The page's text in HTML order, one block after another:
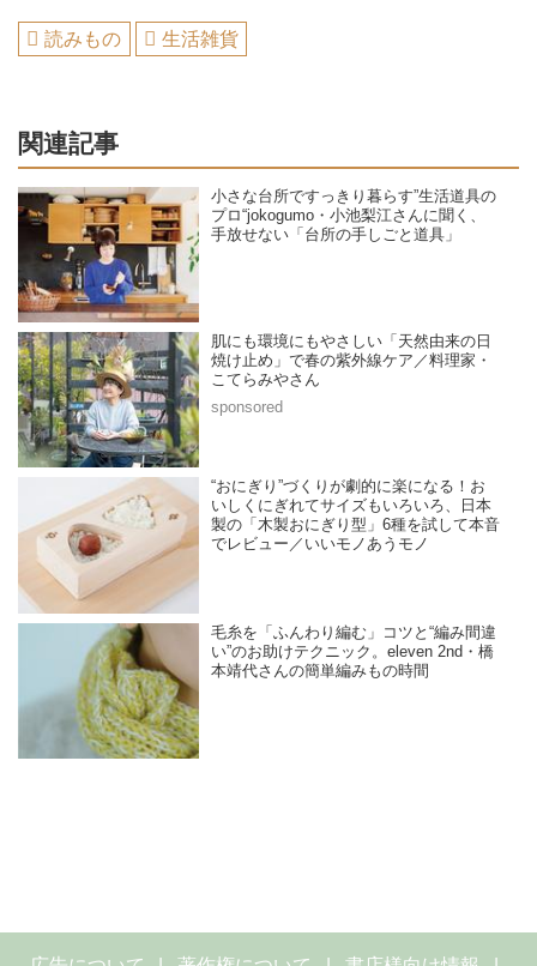
読みもの 生活雑貨
関連記事
小さな台所ですっきり暮らす”生活道具の
プロ“jokogumo・小池梨江さんに聞く、
手放せない「台所の手しごと道具」
肌にも環境にもやさしい「天然由来の日
焼け止め」で春の紫外線ケア／料理家・
こてらみやさん
“おにぎり”づくりが劇的に楽になる！お
いしくにぎれてサイズもいろいろ、日本
製の「木製おにぎり型」6種を試して本音
でレビュー／いいモノあうモノ
毛糸を「ふんわり編む」コツと“編み間違
い”のお助けテクニック。eleven 2nd・橋
本靖代さんの簡単編みもの時間